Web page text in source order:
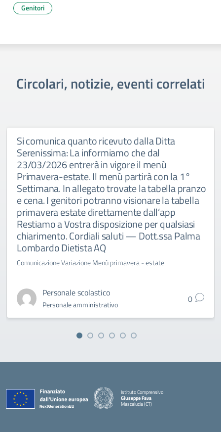
Genitori
Circolari, notizie, eventi correlati
Si comunica quanto ricevuto dalla Ditta
Serenissima: La informiamo che dal
23/03/2026 entrerà in vigore il menù
Primavera-estate. Il menù partirà con la 1°
Settimana. In allegato trovate la tabella pranzo
e cena. I genitori potranno visionare la tabella
primavera estate direttamente dall’app
Restiamo a Vostra disposizione per qualsiasi
chiarimento. Cordiali saluti — Dott.ssa Palma
Lombardo Dietista AQ
Comunicazione Variazione Menù primavera - estate
Personale scolastico
Personale amministrativo 0
Istituto Comprensivo
Giuseppe Fava
Mascalucia (CT)